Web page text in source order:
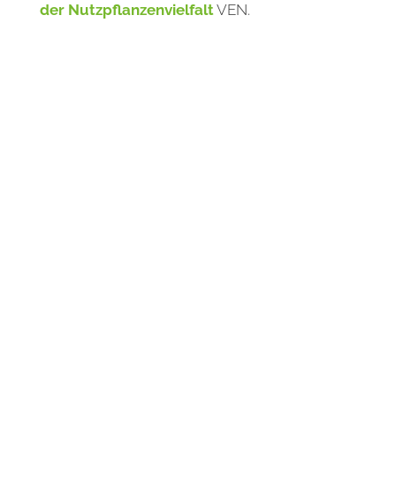
der NutzpflanzenvielfaltVEN.